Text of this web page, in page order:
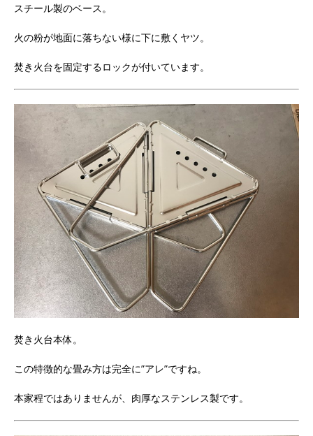
スチール製のベース。
火の粉が地面に落ちない様に下に敷くヤツ。
焚き火台を固定するロックが付いています。
焚き火台本体。
この特徴的な畳み方は完全に”アレ”ですね。
本家程ではありませんが、肉厚なステンレス製です。